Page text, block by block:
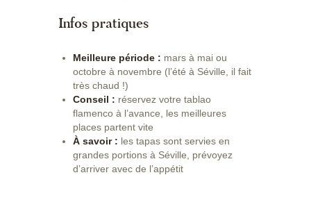
Infos pratiques
Meilleure période : mars à mai ou
octobre à novembre (l’été à Séville, il fait
très chaud !)
Conseil : réservez votre tablao
flamenco à l’avance, les meilleures
places partent vite
À savoir : les tapas sont servies en
grandes portions à Séville, prévoyez
d’arriver avec de l’appétit